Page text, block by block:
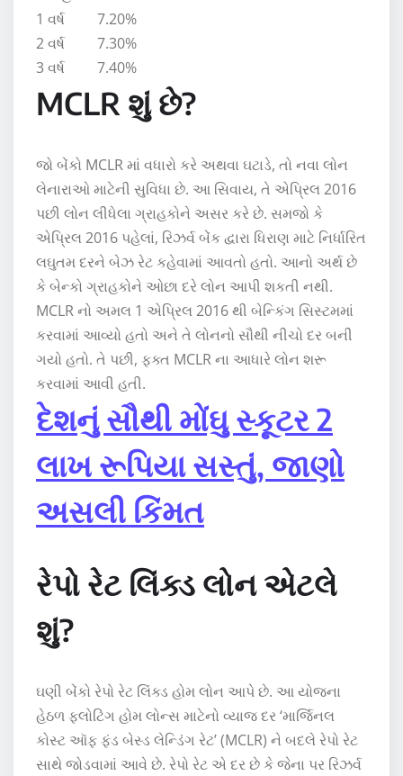
1 વર્ષ 7.20%
2 વર્ષ 7.30%
3 વર્ષ 7.40%
MCLR શું છે?
જો બેંકો MCLR માં વધારો કરે અથવા ઘટાડે, તો નવા લોન
લેનારાઓ માટેની સુવિધા છે. આ સિવાય, તે એપ્રિલ 2016
પછી લોન લીધેલા ગ્રાહકોને અસર કરે છે. સમજો કે
એપ્રિલ 2016 પહેલાં, રિઝર્વ બેંક દ્વારા ધિરાણ માટે નિર્ધારિત
લઘુતમ દરને બેઝ રેટ કહેવામાં આવતો હતો. આનો અર્થ છે
કે બેન્કો ગ્રાહકોને ઓછા દરે લોન આપી શકતી નથી.
MCLR નો અમલ 1 એપ્રિલ 2016 થી બેન્કિંગ સિસ્ટમમાં
કરવામાં આવ્યો હતો અને તે લોનનો સૌથી નીચો દર બની
ગયો હતો. તે પછી, ફક્ત MCLR ના આધારે લોન શરૂ
કરવામાં આવી હતી.
દેશનું સૌથી મોંઘુ સ્કૂટર 2
લાખ રૂપિયા સસ્તું, જાણો
અસલી કિંમત
રેપો રેટ લિંક્ડ લોન એટલે
શું?
ઘણી બેંકો રેપો રેટ લિંક્ડ હોમ લોન આપે છે. આ યોજના
હેઠળ ફ્લોટિંગ હોમ લોન્સ માટેનો વ્યાજ દર ‘માર્જિનલ
કોસ્ટ ઑફ ફંડ બેસ્ડ લેન્ડિંગ રેટ’ (MCLR) ને બદલે રેપો રેટ
સાથે જોડવામાં આવે છે. રેપો રેટ એ દર છે કે જેના પર રિઝર્વ